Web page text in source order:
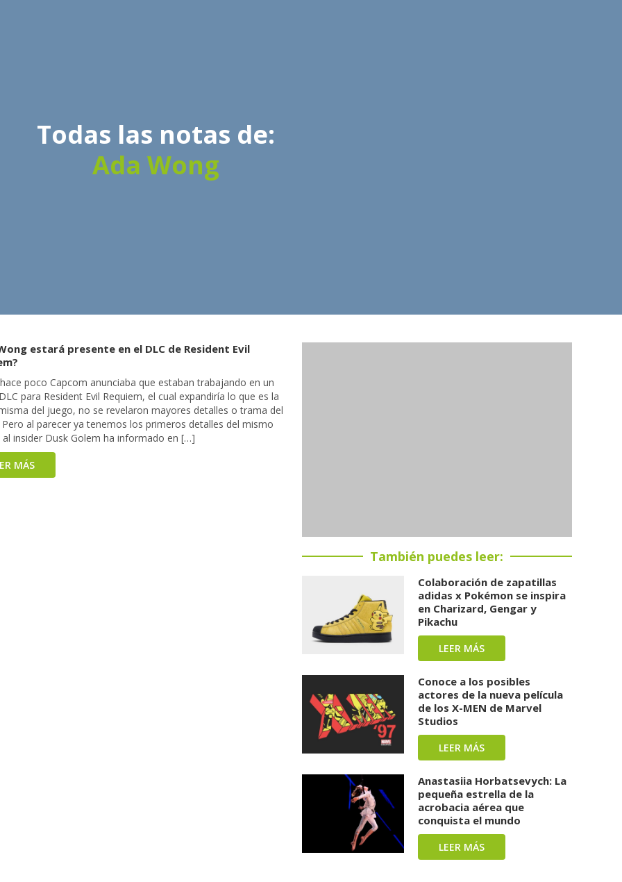
Todas las notas de:
Ada Wong
estará presente en el DLC de Resident Evil
poco Capcom anunciaba que estaban trabajando en un
para Resident Evil Requiem, el cual expandiría lo que es la
del juego, no se revelaron mayores detalles o trama del
al parecer ya tenemos los primeros detalles del mismo
al insider Dusk Golem ha informado en […]
MÁS
También puedes leer:
Colaboración de zapatillas
adidas x Pokémon se inspira
en Charizard, Gengar y
Pikachu
LEER MÁS
Conoce a los posibles
actores de la nueva película
de los X-MEN de Marvel
Studios
LEER MÁS
Anastasiia Horbatsevych: La
pequeña estrella de la
acrobacia aérea que
conquista el mundo
LEER MÁS